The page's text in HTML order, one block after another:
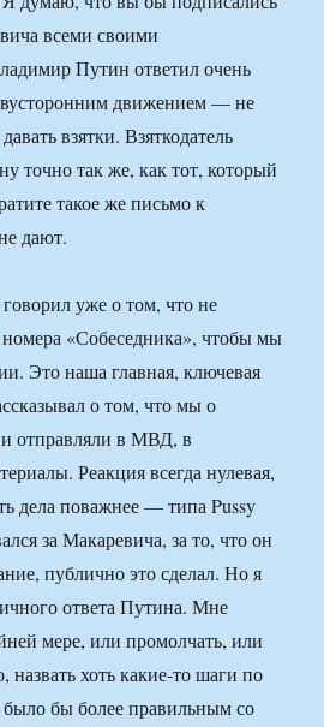
всеми своими
Путин ответил очень
движением — не
взятки. Взяткодатель
точно так же, как тот, который
такое же письмо к
дают.
уже о том, что не
номера «Собеседника», чтобы мы
Это наша главная, ключевая
о том, что мы о
отправляли в МВД, в
Реакция всегда нулевая,
дела поважнее — типа Pussy
за Макаревича, за то, что он
публично это сделал. Но я
ответа Путина. Мне
мере, или промолчать, или
назвать хоть какие-то шаги по
было бы более правильным со